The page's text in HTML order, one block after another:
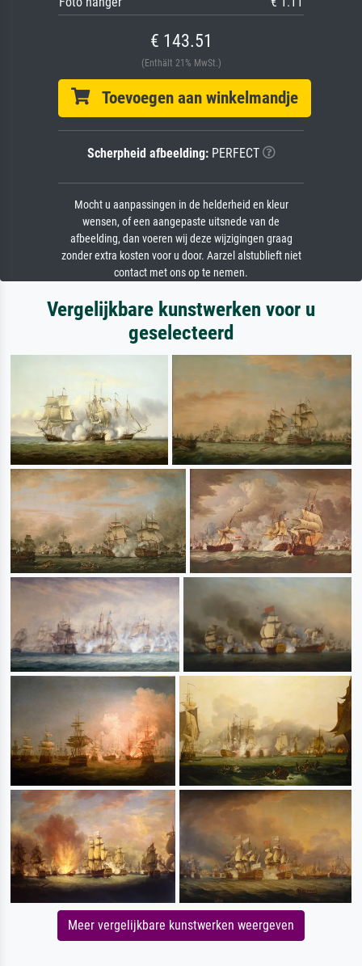
€ 143.51
(Enthält 21% MwSt.)
Toevoegen aan winkelmandje
Scherpheid afbeelding:PERFECT
Mocht u aanpassingen in de helderheid en kleur
wensen, of een aangepaste uitsnede van de
afbeelding, dan voeren wij deze wijzigingen graag
zonder extra kosten voor u door. Aarzel alstublieft niet
contact met ons op te nemen.
Vergelijkbare kunstwerken voor u
geselecteerd
Meer vergelijkbare kunstwerken weergeven